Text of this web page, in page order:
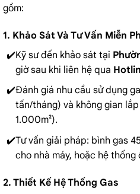
gồm:
1. Khảo Sát Và Tư Vấn Miễn
Kỹ sư đến khảo sát tại
giờ sau khi liên hệ qua
Đánh giá nhu cầu sử dụng
tấn/tháng) và không gian
1.000m²).
Tư vấn giải pháp: bình gas
cho nhà máy, hoặc hệ
2. Thiết Kế Hệ Thống Gas